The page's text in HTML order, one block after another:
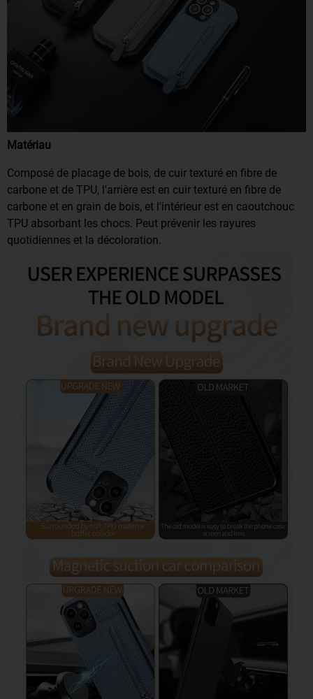
Matériau
Composé de placage de bois, de cuir texturé en fibre de
carbone et de TPU, l'arrière est en cuir texturé en fibre de
carbone et en grain de bois, et l'intérieur est en caoutchouc
TPU absorbant les chocs. Peut prévenir les rayures
quotidiennes et la décoloration.